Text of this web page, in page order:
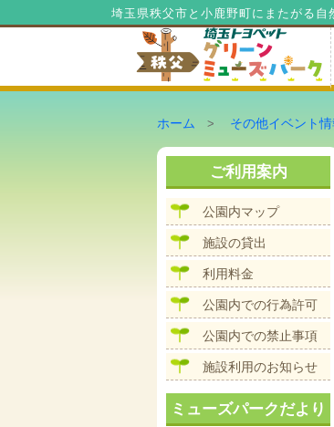
埼玉県秩父市と小鹿野町にまたがる自
ホーム > その他イベント情
ご利用案内
公園内マップ
施設の貸出
利用料金
公園内での行為許可
公園内での禁止事項
施設利用のお知らせ
ミューズパークだより